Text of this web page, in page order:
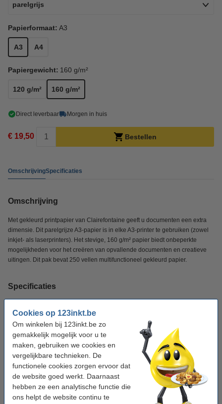
Cookies op 123inkt.be
Om winkelen bij 123inkt.be zo
gemakkelijk mogelijk voor u te
maken, gebruiken we cookies en
vergelijkbare technieken. De
functionele cookies zorgen ervoor dat
de website goed werkt. Daarnaast
hebben ze een analytische functie die
ons helpt de website continu te
parelgrijs
Papierformaat: A3
A3 A4
Papiergewicht: 160 g/m²
120 g/m² 160 g/m²
Direct leverbaar Morgen in huis
€ 19,50 Bestellen
OmschrijvingSpecificaties
Omschrijving
Met gekleurd printpapier van Clairefontaine geeft u documenten een extra
dimensie. Dit parelgrijze A3-papier is in elke A3-printer te gebruiken (zowel
inkjet- als laserprinters). Het stevige, 160 g/m² papier biedt onbeperkte
mogelijkheden voor het creëren van opvallende documenten en creatieve
uitingen. Dit pak bevat 250 vellen multifunctioneel gekleurd papier.
Specificaties
Merk: Clairefontaine
Kleur: parelgrijs
Papiergewicht: 160 g/m²
Papierformaat:
Aantal vellen: 250 vellen
Ons artikelnr: 250143